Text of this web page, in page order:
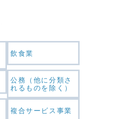
飲食業
公務（他に分類さ
れるものを除く）
複合サービス事業